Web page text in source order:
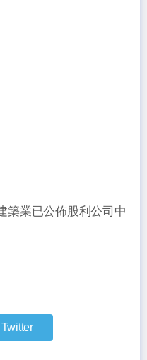
築業已公佈股利公司中